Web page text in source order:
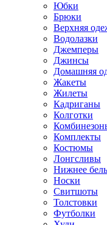
Юбки
Брюки
Верхняя
Водолазки
Джемперы
Джинсы
Домашняя
Жакеты
Жилеты
Кадриганы
Колготки
Комплекты
Костюмы
Лонгсливы
Нижнее
Носки
Свитшоты
Толстовки
Футболки